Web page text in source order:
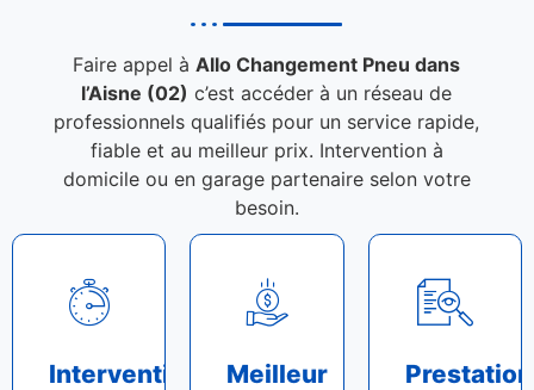
Faire appel àAllo Changement Pneu dans
l’Aisne (02) c’est accéder à un réseau de
professionnels qualifiés pour un service rapide,
fiable et au meilleur prix. Intervention à
domicile ou en garage partenaire selon votre
besoin.
Intervention
Meilleur
Prestation